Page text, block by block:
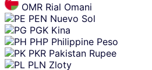
OMR Rial Omani
PEN Nuevo Sol
PGK Kina
PHP Philippine Peso
PKR Pakistan Rupee
PLN Zloty